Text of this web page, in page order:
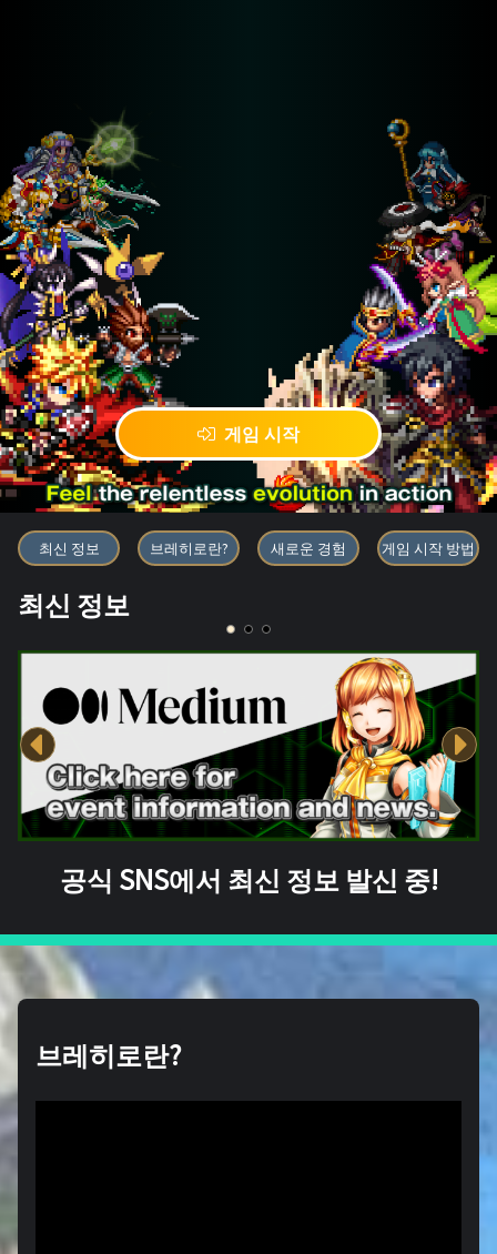
게임 시작
블록체인 게임 「BRAVE
최신 정보 브레히로란? 새로운 경험 게임 시작 방법
최신 정보
공식 SNS에서 최신 정보 발신 중!
브레히로란?